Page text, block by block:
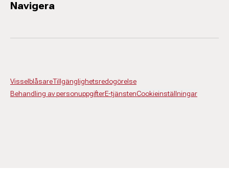
Navigera
VisselblåsareTillgänglighetsredogörelse
Behandling av personuppgifterE-tjänstenCookieinställningar